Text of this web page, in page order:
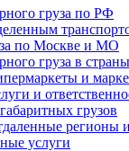
груза по РФ
по Москве и МО
груза в
и
и
грузов
регионы
услуги